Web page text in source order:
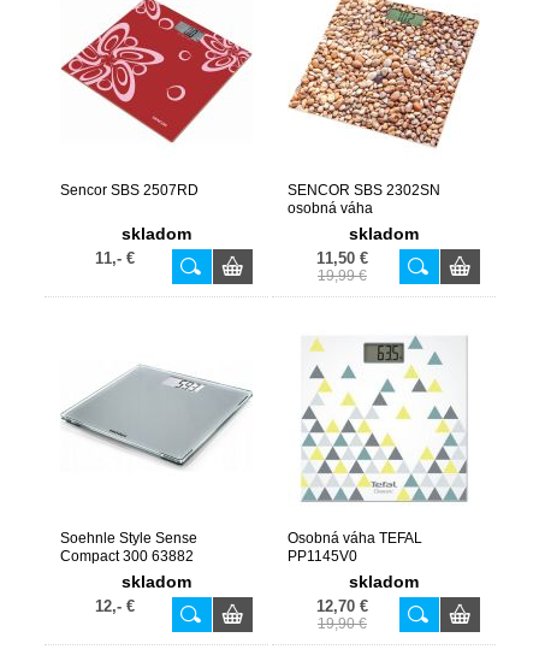
Sencor SBS 2507RD
skladom
11,- €
SENCOR SBS 2302SN
osobná váha
skladom
11,50 €
19,99 €
Soehnle Style Sense
Compact 300 63882
skladom
12,- €
Osobná váha TEFAL
PP1145V0
skladom
12,70 €
19,90 €